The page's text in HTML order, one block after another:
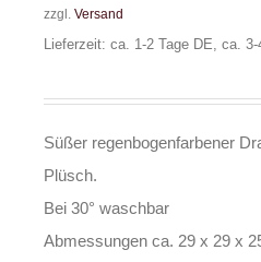
zzgl. Versand
Lieferzeit: ca. 1-2 Tage DE, ca. 3-
Süßer regenbogenfarbener
Plüsch.
Bei 30° waschbar
Abmessungen ca. 29 x 29 x